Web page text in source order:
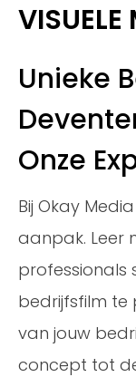
VISUELE
Unieke
Onze
Bij Okay
aanpak. Leer
professionals
bedrijfsfilm te
van jouw
concept tot